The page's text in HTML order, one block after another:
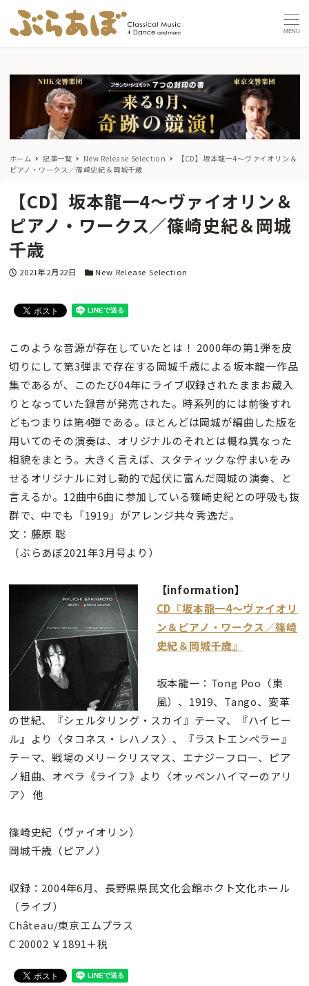
MENU
ホーム 記事一覧 New Release Selection
【CD】坂本龍一4～ヴァイオリン＆
ピアノ・ワークス／篠崎史紀＆岡城千歳
【CD】坂本龍一4～ヴァイオリン＆
ピアノ・ワークス／篠崎史紀＆岡城
千歳
投稿日
2021年2月22日 カテゴリー
New Release Selection
このような音源が存在していたとは！ 2000年の第1弾を皮
切りにして第3弾まで存在する岡城千歳による坂本龍一作品
集であるが、このたび04年にライブ収録されたままお蔵入
りとなっていた録音が発売された。時系列的には前後すれ
どもつまりは第4弾である。ほとんどは岡城が編曲した版を
用いてのその演奏は、オリジナルのそれとは概ね異なった
相貌をまとう。大きく言えば、スタティックな佇まいをみ
せるオリジナルに対し動的で起伏に富んだ岡城の演奏、と
言えるか。12曲中6曲に参加している篠崎史紀との呼吸も抜
群で、中でも「1919」がアレンジ共々秀逸だ。
文：藤原 聡
（ぶらあぼ2021年3月号より）
【information】
CD『坂本龍一4～ヴァイオリ
ン＆ピアノ・ワークス／篠崎
史紀＆岡城千歳』
坂本龍一：Tong Poo（東
風）、1919、Tango、変革
の世紀、『シェルタリング・スカイ』テーマ、『ハイヒー
ル』より〈タコネス・レハノス〉、『ラストエンペラー』
テーマ、戦場のメリークリスマス、エナジーフロー、ピア
ノ組曲、オペラ《ライフ》より〈オッペンハイマーのアリ
ア〉 他
篠崎史紀（ヴァイオリン）
岡城千歳（ピアノ）
収録：2004年6月、長野県県民文化会館ホクト文化ホール
（ライブ）
Château/東京エムプラス
C 20002 ￥1891＋税